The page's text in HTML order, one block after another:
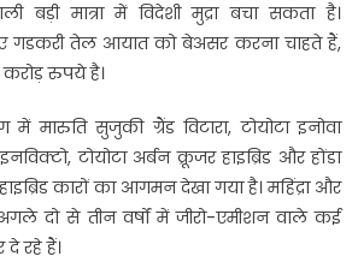
बड़ी मात्रा में विदेशी मुद्रा बचा सकता है।
गडकरी तेल आयात को बेअसर करना चाहते हैं,
रुपये है।
में मारुति सुजुकी ग्रैंड विटारा, टोयोटा इनोवा
टोयोटा अर्बन क्रूजर हाइब्रिड और होंडा
हाइब्रिड कारों का आगमन देखा गया है। महिंद्रा और
दो से तीन वर्षों में जीरो-एमीशन वाले कई
रहे हैं।